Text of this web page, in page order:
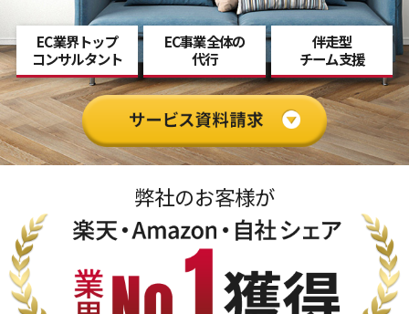
EC業界トップ
コンサルタント
EC事業全体の
代行
伴走型
チーム支援
弊社のお客様が